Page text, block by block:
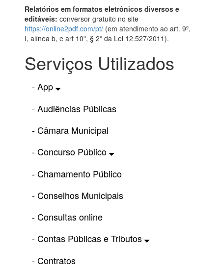
Relatórios em formatos eletrônicos diversos e
editáveis: conversor gratuito no site
https://online2pdf.com/pt/ (em atendimento ao art. 9º,
I, alínea b, e art 10º, § 2º da Lei 12.527/2011).
Serviços Utilizados
- App
- Audiências Públicas
- Câmara Municipal
- Concurso Público
- Chamamento Público
- Conselhos Municipais
- Consultas online
- Contas Públicas e Tributos
- Contratos